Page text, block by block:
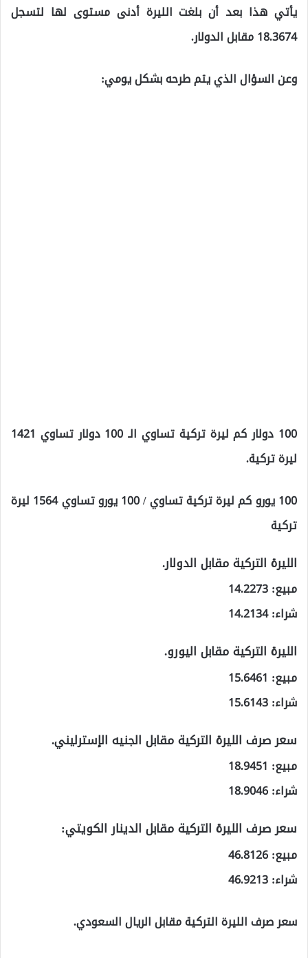
يأتي هذا بعد أن بلغت الليرة أدنى مستوى لها لتسجل
18.3674 مقابل الدولار.
وعن السؤال الذي يتم طرحه بشكل يومي:
100 دولار كم ليرة تركية تساوي الـ 100 دولار تساوي 1421
ليرة تركية.
100 يورو كم ليرة تركية تساوي / 100 يورو تساوي 1564 ليرة
تركية
الليرة التركية مقابل الدولار.
مبيع: 14.2273
شراء: 14.2134
الليرة التركية مقابل اليورو.
مبيع: 15.6461
شراء: 15.6143
سعر صرف الليرة التركية مقابل الجنيه الإسترليني.
مبيع: 18.9451
شراء: 18.9046
سعر صرف الليرة التركية مقابل الدينار الكويتي:
مبيع: 46.8126
شراء: 46.9213
سعر صرف الليرة التركية مقابل الريال السعودي.